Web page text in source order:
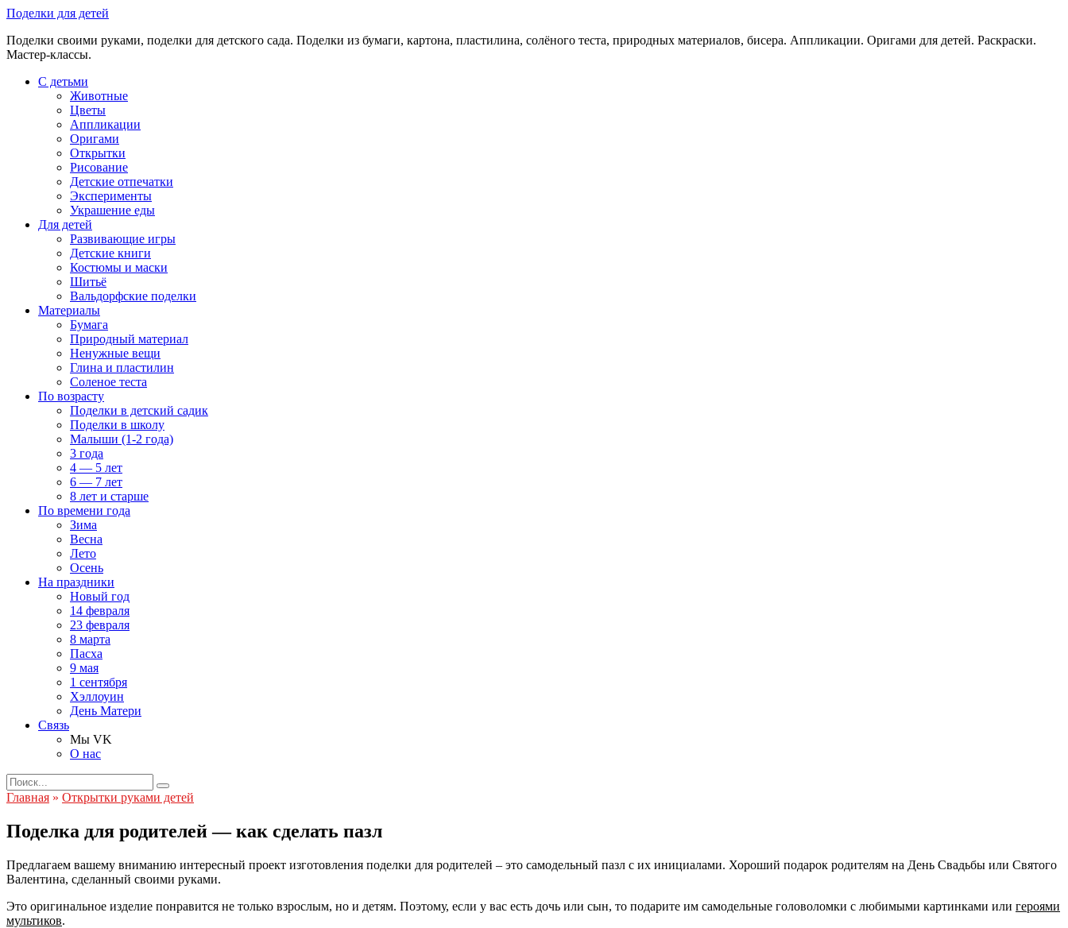
Skip
content
Поделки для детей
Поделки своими руками, поделки для детского сада. Поделки из бумаги, картона, пластилина, солёного теста, природных материалов, бисера. Аппликации. Оригами для детей. Раскраски.
Мастер-классы.
С детьми
Животные
Цветы
Аппликации
Оригами
Открытки
Рисование
Детские отпечатки
Эксперименты
Украшение еды
Для детей
Развивающие игры
Детские книги
Костюмы и маски
Шитьё
Вальдорфские поделки
Материалы
Бумага
Природный материал
Ненужные вещи
Глина и пластилин
Соленое теста
По возрасту
Поделки в детский садик
Поделки в школу
Малыши (1-2 года)
3 года
4 — 5 лет
6 — 7 лет
8 лет и старше
По времени года
Зима
Весна
Лето
Осень
На праздники
Новый год
14 февраля
23 февраля
8 марта
Пасха
9 мая
1 сентября
Хэллоуин
День Матери
Связь
Мы VK
О нас
Search
for:
Главная » Открытки руками детей
Поделка для родителей — как сделать пазл
Предлагаем вашему вниманию интересный проект изготовления поделки для родителей – это самодельный пазл с их инициалами. Хороший подарок родителям на День Свадьбы или Святого
Валентина, сделанный своими руками.
Это оригинальное изделие понравится не только взрослым, но и детям. Поэтому, если у вас есть дочь или сын, то подарите им самодельные головоломки с любимыми картинками или героями
мультиков.